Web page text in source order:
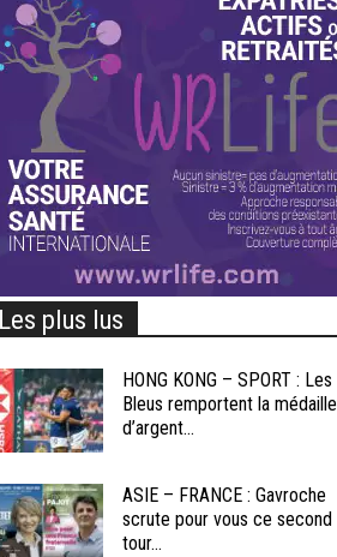
Les plus lus
HONG KONG – SPORT : Les
Bleus remportent la médaille
d’argent...
ASIE – FRANCE : Gavroche
scrute pour vous ce second
tour...